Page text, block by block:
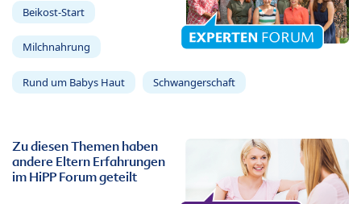
Beikost-Start
Milchnahrung
Rund um Babys Haut Schwangerschaft
Zu diesen Themen haben
andere Eltern Erfahrungen
im HiPP Forum geteilt